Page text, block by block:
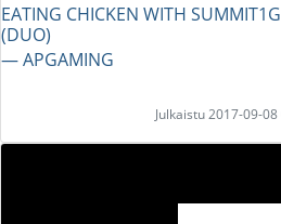
EATING CHICKEN WITH
(DUO)
― APGAMING
Julkaistu 2017-09-